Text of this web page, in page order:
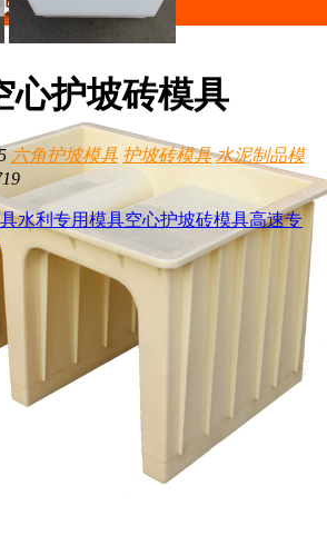
心护坡砖模具
六角护坡模具 护坡砖模具 水泥制品模
水利专用模具空心护坡砖模具高速专